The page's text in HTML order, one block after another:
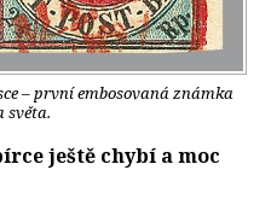
– první embosovaná známka
světa.
ještě chybí a moc